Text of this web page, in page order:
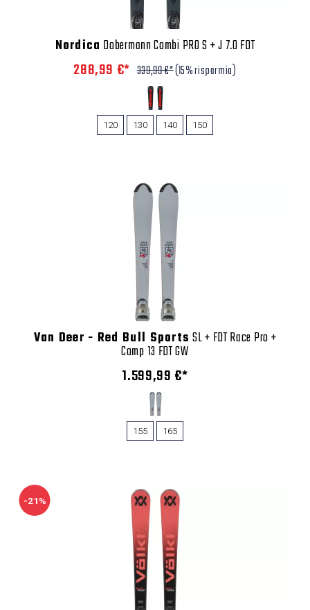
Nordica Dobermann Combi PRO S + J 7.0 FDT
288,99 €* 339,99 €*(15% risparmio)
120 130 140 150
Van Deer - Red Bull Sports SL + FDT Race Pro +
Comp 13 FDT GW
1.599,99 €*
155 165
-21%